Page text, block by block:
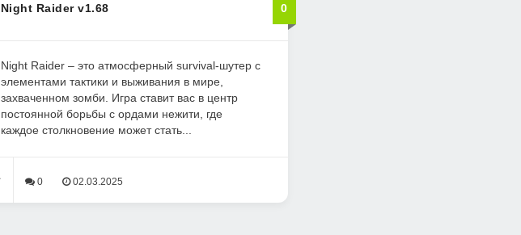
Night Raider v1.68 0
Night Raider – это атмосферный survival-шутер с
элементами тактики и выживания в мире,
захваченном зомби. Игра ставит вас в центр
постоянной борьбы с ордами нежити, где
каждое столкновение может стать...
0 02.03.2025